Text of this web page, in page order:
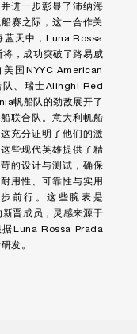
进一步彰显了沛纳海
赛之际，这一合作关
蓝天中，Luna Rossa
，成功突破了路易威
国NYYC American
队、瑞士Alinghi Red
帆船队的劲敌展开了
联合队。意大利帆船
充分证明了他们的激
些现代英雄提供了精
的设计与测试，确保
用性、可靠性与实用
前行。这些腕表是
晋成员，灵感来源于
Luna Rossa Prada
发。